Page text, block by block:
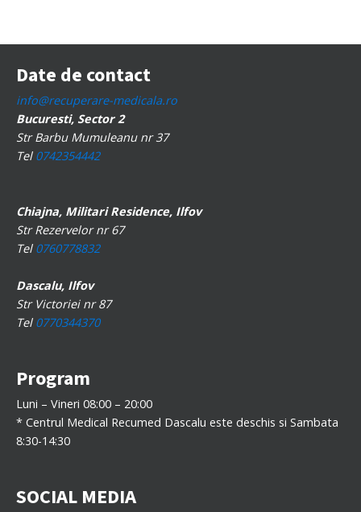
Date de contact
info@recuperare-medicala.ro
Bucuresti, Sector 2
Str Barbu Mumuleanu nr 37
Tel 0742354442
Chiajna, Militari Residence, Ilfov
Str Rezervelor nr 67
Tel 0760778832
Dascalu, Ilfov
Str Victoriei nr 87
Tel 0770344370
Program
Luni – Vineri 08:00 – 20:00
* Centrul Medical Recumed Dascalu este deschis si Sambata
8:30-14:30
SOCIAL MEDIA